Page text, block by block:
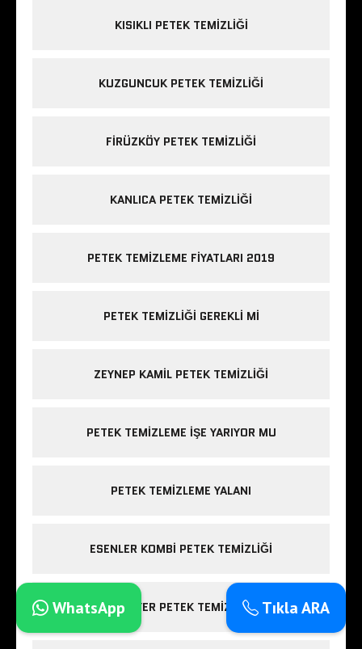
KISIKLI PETEK TEMIZLIĞI
KUZGUNCUK PETEK TEMIZLIĞI
FIRÜZKÖY PETEK TEMIZLIĞI
KANLICA PETEK TEMIZLIĞI
PETEK TEMIZLEME FIYATLARI 2019
PETEK TEMIZLIĞI GEREKLI MI
ZEYNEP KAMIL PETEK TEMIZLIĞI
PETEK TEMIZLEME IŞE YARIYOR MU
PETEK TEMIZLEME YALANI
ESENLER KOMBI PETEK TEMIZLIĞI
SARIYER PETEK TEMIZLIĞI Tıkla ARA
WhatsApp